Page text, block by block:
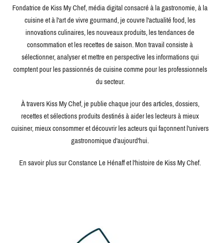
Fondatrice de Kiss My Chef, média digital consacré à la gastronomie, à la
cuisine et à l'art de vivre gourmand, je couvre l'actualité food, les
innovations culinaires, les nouveaux produits, les tendances de
consommation et les recettes de saison. Mon travail consiste à
sélectionner, analyser et mettre en perspective les informations qui
comptent pour les passionnés de cuisine comme pour les professionnels
du secteur.
À travers Kiss My Chef, je publie chaque jour des articles, dossiers,
recettes et sélections produits destinés à aider les lecteurs à mieux
cuisiner, mieux consommer et découvrir les acteurs qui façonnent l'univers
gastronomique d'aujourd'hui.
En savoir plus sur Constance Le Hénaff et l'histoire de Kiss My Chef.